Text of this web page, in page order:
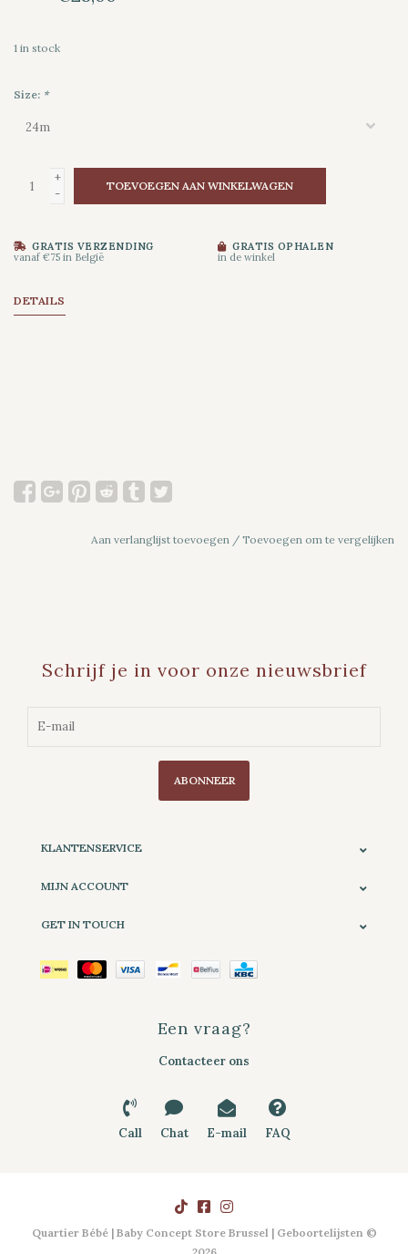
1 in stock
Size: *
+
-
TOEVOEGEN AAN WINKELWAGEN
GRATIS VERZENDING
vanaf €75 in België
GRATIS OPHALEN
in de winkel
DETAILS
Aan verlanglijst toevoegen / Toevoegen om te vergelijken
Schrijf je in voor onze nieuwsbrief
ABONNEER
KLANTENSERVICE
MIJN ACCOUNT
GET IN TOUCH
Een vraag?
Contacteer ons
Call Chat E-mail FAQ
Quartier Bébé | Baby Concept Store Brussel | Geboortelijsten ©